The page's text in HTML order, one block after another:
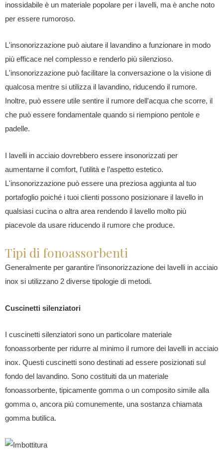
inossidabile è un materiale popolare per i lavelli, ma è anche noto
per essere rumoroso.
L'insonorizzazione può aiutare il lavandino a funzionare in modo
più efficace nel complesso e renderlo più silenzioso.
L'insonorizzazione può facilitare la conversazione o la visione di
qualcosa mentre si utilizza il lavandino, riducendo il rumore.
Inoltre, può essere utile sentire il rumore dell'acqua che scorre, il
che può essere fondamentale quando si riempiono pentole e
padelle.
I lavelli in acciaio dovrebbero essere insonorizzati per
aumentarne il comfort, l’utilità e l’aspetto estetico.
L'insonorizzazione può essere una preziosa aggiunta al tuo
portafoglio poiché i tuoi clienti possono posizionare il lavello in
qualsiasi cucina o altra area rendendo il lavello molto più
piacevole da usare riducendo il rumore che produce.
Tipi di fonoassorbenti
Generalmente per garantire l’insonorizzazione dei lavelli in acciaio
inox si utilizzano 2 diverse tipologie di metodi.
Cuscinetti silenziatori
I cuscinetti silenziatori sono un particolare materiale
fonoassorbente per ridurre al minimo il rumore dei lavelli in acciaio
inox. Questi cuscinetti sono destinati ad essere posizionati sul
fondo del lavandino. Sono costituiti da un materiale
fonoassorbente, tipicamente gomma o un composito simile alla
gomma o, ancora più comunemente, una sostanza chiamata
gomma butilica.